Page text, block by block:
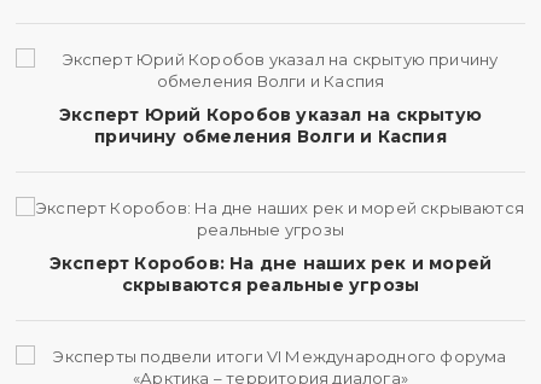
Эксперт Юрий Коробов указал на скрытую
причину обмеления Волги и Каспия
Эксперт Коробов: На дне наших рек и морей
скрываются реальные угрозы